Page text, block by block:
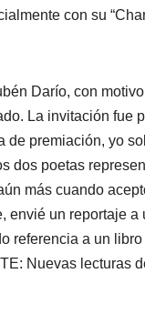
con su
Darío, con
La invitación fue
de premiación, yo
dos poetas
más cuando
un reportaje a
referencia a un
Nuevas lecturas